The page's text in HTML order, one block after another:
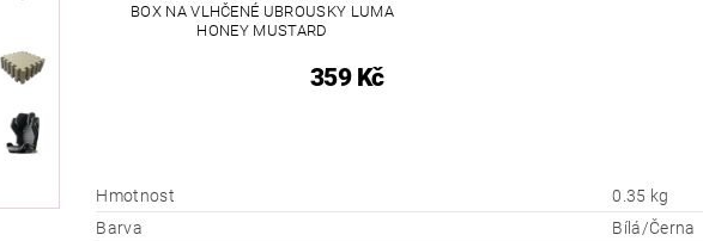
BOX NA VLHČENÉ UBROUSKY LUMA
HONEY MUSTARD
359 Kč
Hmotnost
0.35 kg
Barva
Bílá/Černa